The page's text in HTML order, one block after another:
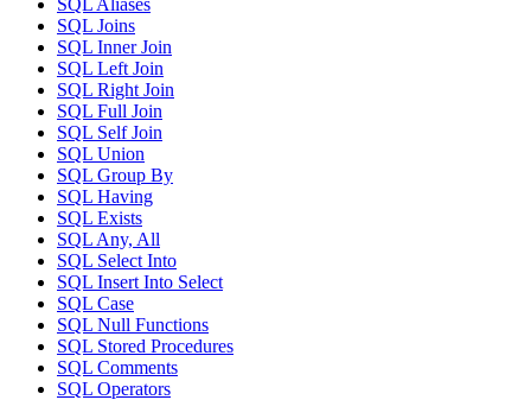
SQL Aliases
SQL Joins
SQL Inner Join
SQL Left Join
SQL Right Join
SQL Full Join
SQL Self Join
SQL Union
SQL Group By
SQL Having
SQL Exists
SQL Any, All
SQL Select Into
SQL Insert Into Select
SQL Case
SQL Null Functions
SQL Stored Procedures
SQL Comments
SQL Operators